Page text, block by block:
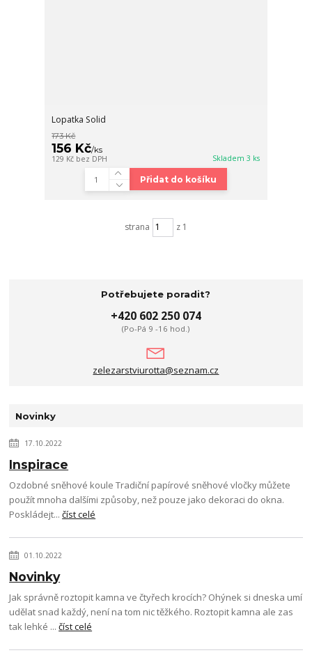
Lopatka Solid
173 Kč
156 Kč/ks
129 Kč bez DPH Skladem 3 ks
Přidat do košíku
strana z 1
Potřebujete poradit?
+420 602 250 074
(Po-Pá 9 -16 hod.)
zelezarstviurotta@seznam.cz
Novinky
17.10.2022
Inspirace
Ozdobné sněhové koule Tradiční papírové sněhové vločky můžete
použít mnoha dalšími způsoby, než pouze jako dekoraci do okna.
Poskládejt...číst celé
01.10.2022
Novinky
Jak správně roztopit kamna ve čtyřech krocích? Ohýnek si dneska umí
udělat snad každý, není na tom nic těžkého. Roztopit kamna ale zas
tak lehké ...číst celé